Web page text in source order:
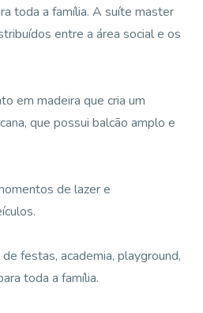
toda a família. A suíte master
entre a área social e os
em madeira que cria um
que possui balcão amplo e
de lazer e
festas, academia, playground,
toda a família.